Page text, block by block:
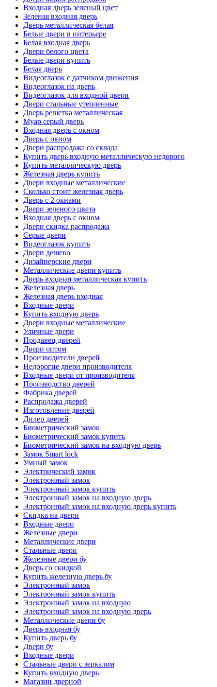
Входная дверь зеленый цвет
Зеленая входная дверь
Дверь металлическая белая
Белые двери в интерьере
Белая входная дверь
Двери белого цвета
Белые двери купить
Белая дверь
Видеоглазок с датчиком движения
Видеоглазок на дверь
Видеоглазок для входной двери
Двери стальные утепленные
Дверь решетка металлическая
Муар серый дверь
Входная дверь с окном
Дверь с окном
Двери распродажа со склада
Купить дверь входную металлическую недорого
Купить металлическую дверь
Железная дверь купить
Двери входные металлические
Сколько стоит железная дверь
Дверь с 2 окнами
Двери зеленого цвета
Входная дверь с окном
Двери скидка распродажа
Серые двери
Видеоглазок купить
Двери дешево
Дизайнерские двери
Металлические двери купить
Дверь входная металлическая купить
Железная дверь
Железная дверь входная
Входные двери
Купить входную дверь
Двери входные металлические
Уличные двери
Продавец дверей
Двери оптом
Производители дверей
Недорогие двери производителя
Входные двери от производителя
Производство дверей
Фабрика дверей
Распродажа дверей
Изготовление дверей
Дилер дверей
Биометрический замок
Биометрический замок купить
Биометрический замок на входную дверь
Замок Smart lock
Умный замок
Электрический замок
Электронный замок
Электронный замок купить
Электронный замок на входную дверь
Электронный замок на входную дверь купить
Скидка на двери
Входные двери
Железные двери
Металлические двери
Стальные двери
Железные двери бу
Дверь со скидкой
Купить железную дверь бу
Электронный замок
Электронный замок купить
Электронный замок на входную
Электронный замок на входную дверь
Металлические двери бу
Дверь входная бу
Купить дверь бу
Двери бу
Входные двери
Стальные двери с зеркалом
Купить входную дверь
Магазин дверной